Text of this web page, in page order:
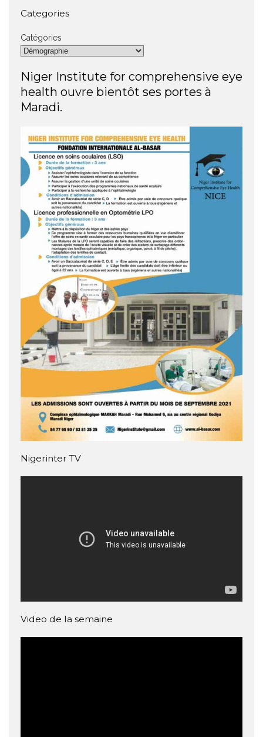
Categories
Catégories
Niger Institute for comprehensive eye
health ouvre bientôt ses portes à
Maradi.
Nigerinter TV
Video de la semaine